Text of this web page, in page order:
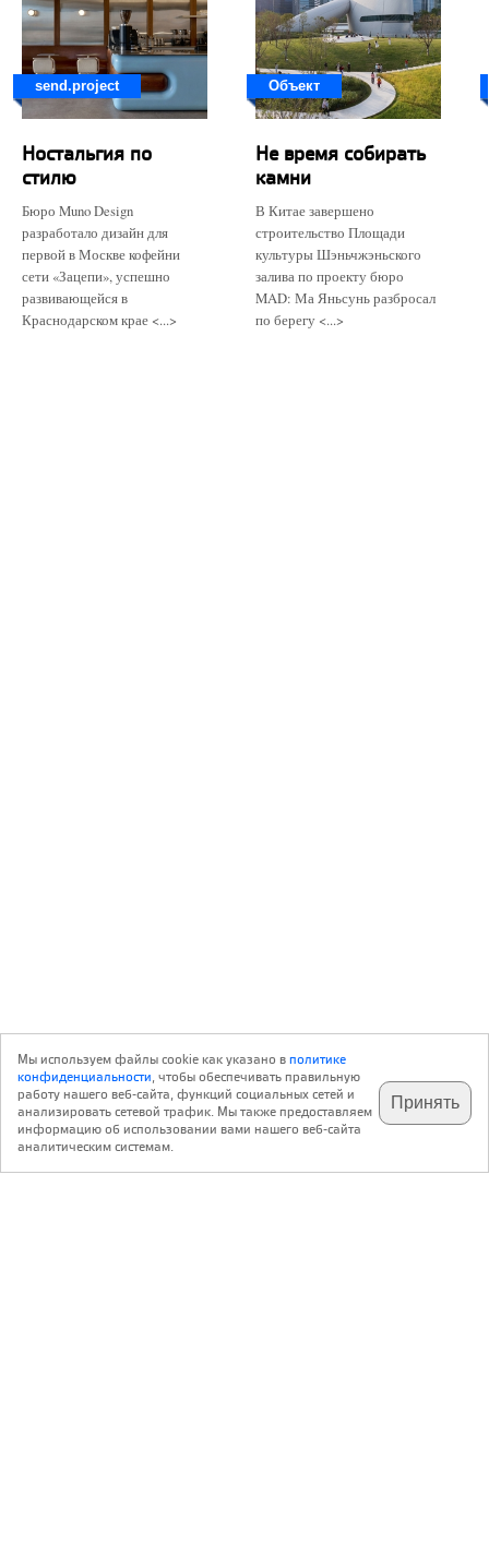
send.project
Ностальгия по
стилю
Бюро Muno Design
разработало дизайн для
первой в Москве кофейни
сети «Зацепи», успешно
развивающейся в
Краснодарском крае <...>
Объект
Не время собирать
камни
В Китае завершено
строительство Площади
культуры Шэньчжэньского
залива по проекту бюро
MAD: Ма Яньсунь разбросал
по берегу <...>
подпишитесь на наш
телеграм @archi_ru
✕
с 20 июля 1999 г.
Мы используем файлы cookie как указано вполитике
конфиденциальности, чтобы обеспечивать правильную
работу нашего веб-сайта, функций социальных сетей и
анализировать сетевой трафик. Мы также предоставляем
информацию об использовании вами нашего веб-сайта
аналитическим системам.
Принять